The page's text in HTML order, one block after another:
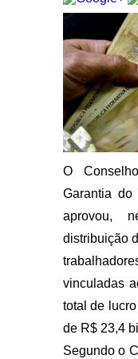
O
Garantia do
aprovou,
distribuição
vinculadas
total de
de R$ 23,4
Segundo o